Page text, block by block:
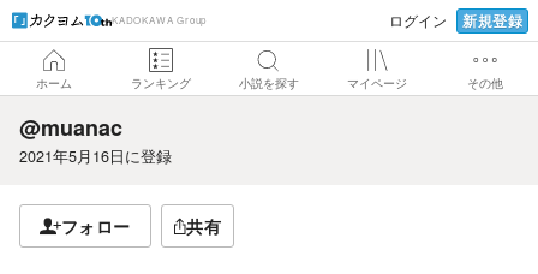
KADOKAWA Group ログイン 新規登録
ホーム ランキング 小説を探す マイページ その他
@muanac
2021年5月16日に登録
フォロー 共有